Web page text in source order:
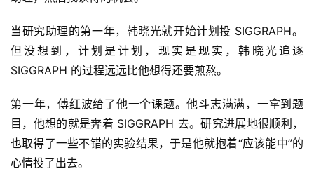
当研究助理的第一年，韩晓光就开始计划投 SIGGRAPH。
但没想到，计划是计划，现实是现实，韩晓光追逐
SIGGRAPH 的过程远远比他想得还要煎熬。
第一年，傅红波给了他一个课题。他斗志满满，一拿到题
目，他想的就是奔着 SIGGRAPH 去。研究进展地很顺利，
也取得了一些不错的实验结果，于是他就抱着“应该能中”的
心情投了出去。